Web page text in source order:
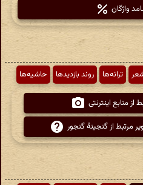
واژگان
ترانه‌ها روند بازدیدها حاشیه‌ها
از منابع اینترنتی
مرتبط از گنجینهٔ گنجور